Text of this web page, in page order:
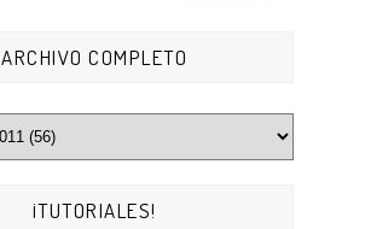
ARCHIVO COMPLETO
¡TUTORIALES!